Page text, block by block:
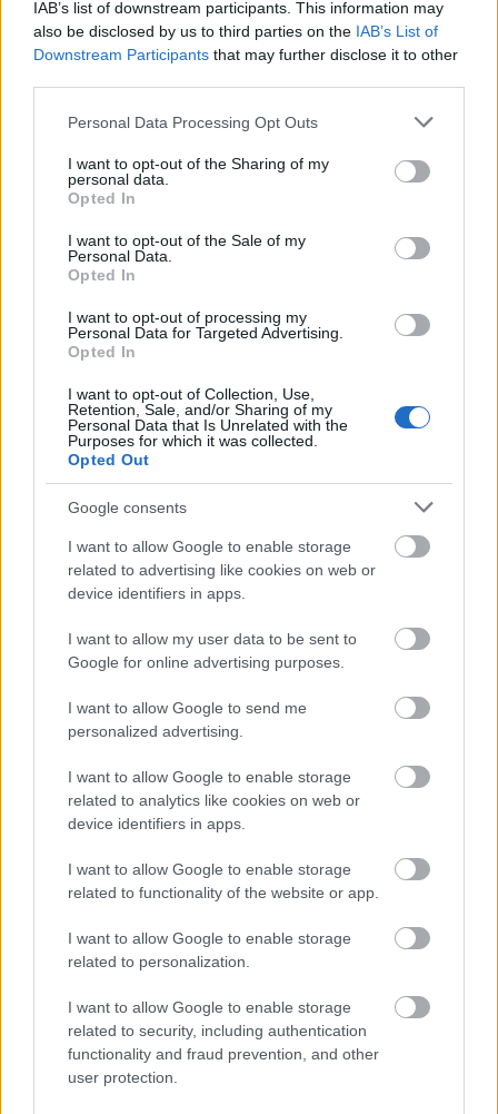
IAB’s list of downstream participants. This information may
also be disclosed by us to third parties on the IAB’s List of
Downstream Participants that may further disclose it to other
Please note that this website/app uses one or more Google
not limited to your visit or usage behaviour. You may click to
grant or deny consent to Google and its third-party tags to
use your data for below specified purposes in below Google
consent section.
Personal Data Processing Opt Outs
I want to opt-out of the Sharing of my
personal data.
Opted In
I want to opt-out of the Sale of my
Personal Data.
Opted In
I want to opt-out of processing my
Personal Data for Targeted Advertising.
Opted In
I want to opt-out of Collection, Use,
Retention, Sale, and/or Sharing of my
Personal Data that Is Unrelated with the
Purposes for which it was collected.
Opted Out
Google consents
I want to allow Google to enable storage
related to advertising like cookies on web or
device identifiers in apps.
I want to allow my user data to be sent to
Google for online advertising purposes.
I want to allow Google to send me
personalized advertising.
I want to allow Google to enable storage
related to analytics like cookies on web or
device identifiers in apps.
I want to allow Google to enable storage
related to functionality of the website or app.
I want to allow Google to enable storage
related to personalization.
I want to allow Google to enable storage
related to security, including authentication
functionality and fraud prevention, and other
user protection.
#McLarenF1
pic.twitter.com/
— McLaren
Mastercard Formula
1 Team
(@McLarenF1)May
28, 2026
Η αντίδραση του Πιάστρι και η
επόμενη ανακάλυψη
Η είδηση προκάλεσε γρήγορα το ενδιαφέρον της
κοινότητας της Formula 1, με την ίδια την ομάδα
κοινωνικής δικτύωσης, στο οποίο ο Όσκαρ
Πιάστρι αντιδρά με χιούμορ στα λογοπαίγνια της
επικοινωνιακής του ομάδας σχετικά με τις
σφήκες. Ο Ζουό δήλωσε έκπληκτος από την
τεράστια προσοχή που έλαβε η ανακάλυψή του,
σημειώνοντας ότι ξύπνησε το πρωί στην Ιαπωνία
όπου βρίσκεται, βρίσκοντας το τηλέφωνό του
γεμάτο ειδοποιήσεις και μηνύματα από φίλους.